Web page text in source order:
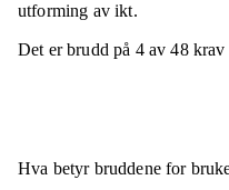
utforming av ikt.
Det er brudd på 4av48krav
Hva betyr bruddene for